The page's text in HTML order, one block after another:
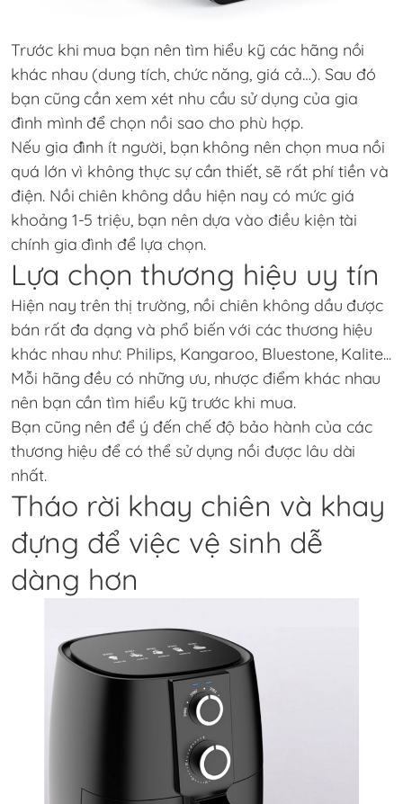
Trước khi mua bạn nên tìm hiểu kỹ các hãng nồi
khác nhau (dung tích, chức năng, giá cả…). Sau đó
bạn cũng cần xem xét nhu cầu sử dụng của gia
đình mình để chọn nồi sao cho phù hợp.
Nếu gia đình ít người, bạn không nên chọn mua nồi
quá lớn vì không thực sự cần thiết, sẽ rất phí tiền và
điện. Nồi chiên không dầu hiện nay có mức giá
khoảng 1-5 triệu, bạn nên dựa vào điều kiện tài
chính gia đình để lựa chọn.
Lựa chọn thương hiệu uy tín
Hiện nay trên thị trường, nồi chiên không dầu được
bán rất đa dạng và phổ biến với các thương hiệu
khác nhau như: Philips, Kangaroo, Bluestone, Kalite...
Mỗi hãng đều có những ưu, nhược điểm khác nhau
nên bạn cần tìm hiểu kỹ trước khi mua.
Bạn cũng nên để ý đến chế độ bảo hành của các
thương hiệu để có thể sử dụng nồi được lâu dài
nhất.
Tháo rời khay chiên và khay
đựng để việc vệ sinh dễ
dàng hơn